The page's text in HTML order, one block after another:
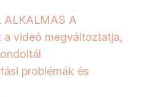
ALKALMAS A
a videó megváltoztatja,
problémák és